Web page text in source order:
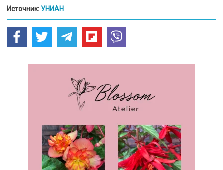
Источник:УНИАН